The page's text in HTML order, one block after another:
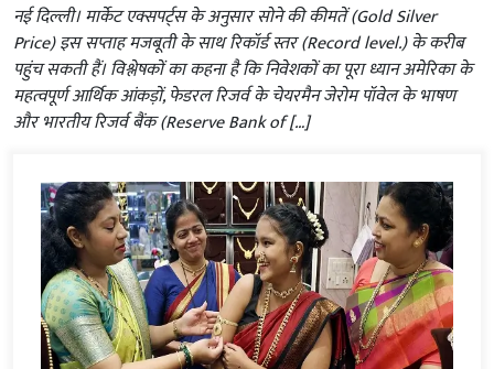
नई दिल्ली। मार्केट एक्सपर्ट्स के अनुसार सोने की कीमतें (Gold Silver
Price) इस सप्ताह मजबूती के साथ रिकॉर्ड स्तर (Record level.) के करीब
पहुंच सकती हैं। विश्लेषकों का कहना है कि निवेशकों का पूरा ध्यान अमेरिका के
महत्वपूर्ण आर्थिक आंकड़ों, फेडरल रिजर्व के चेयरमैन जेरोम पॉवेल के भाषण
और भारतीय रिजर्व बैंक (Reserve Bank of […]